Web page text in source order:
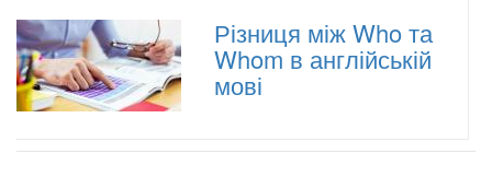
Різниця між Who та
Whom в англійській
мові